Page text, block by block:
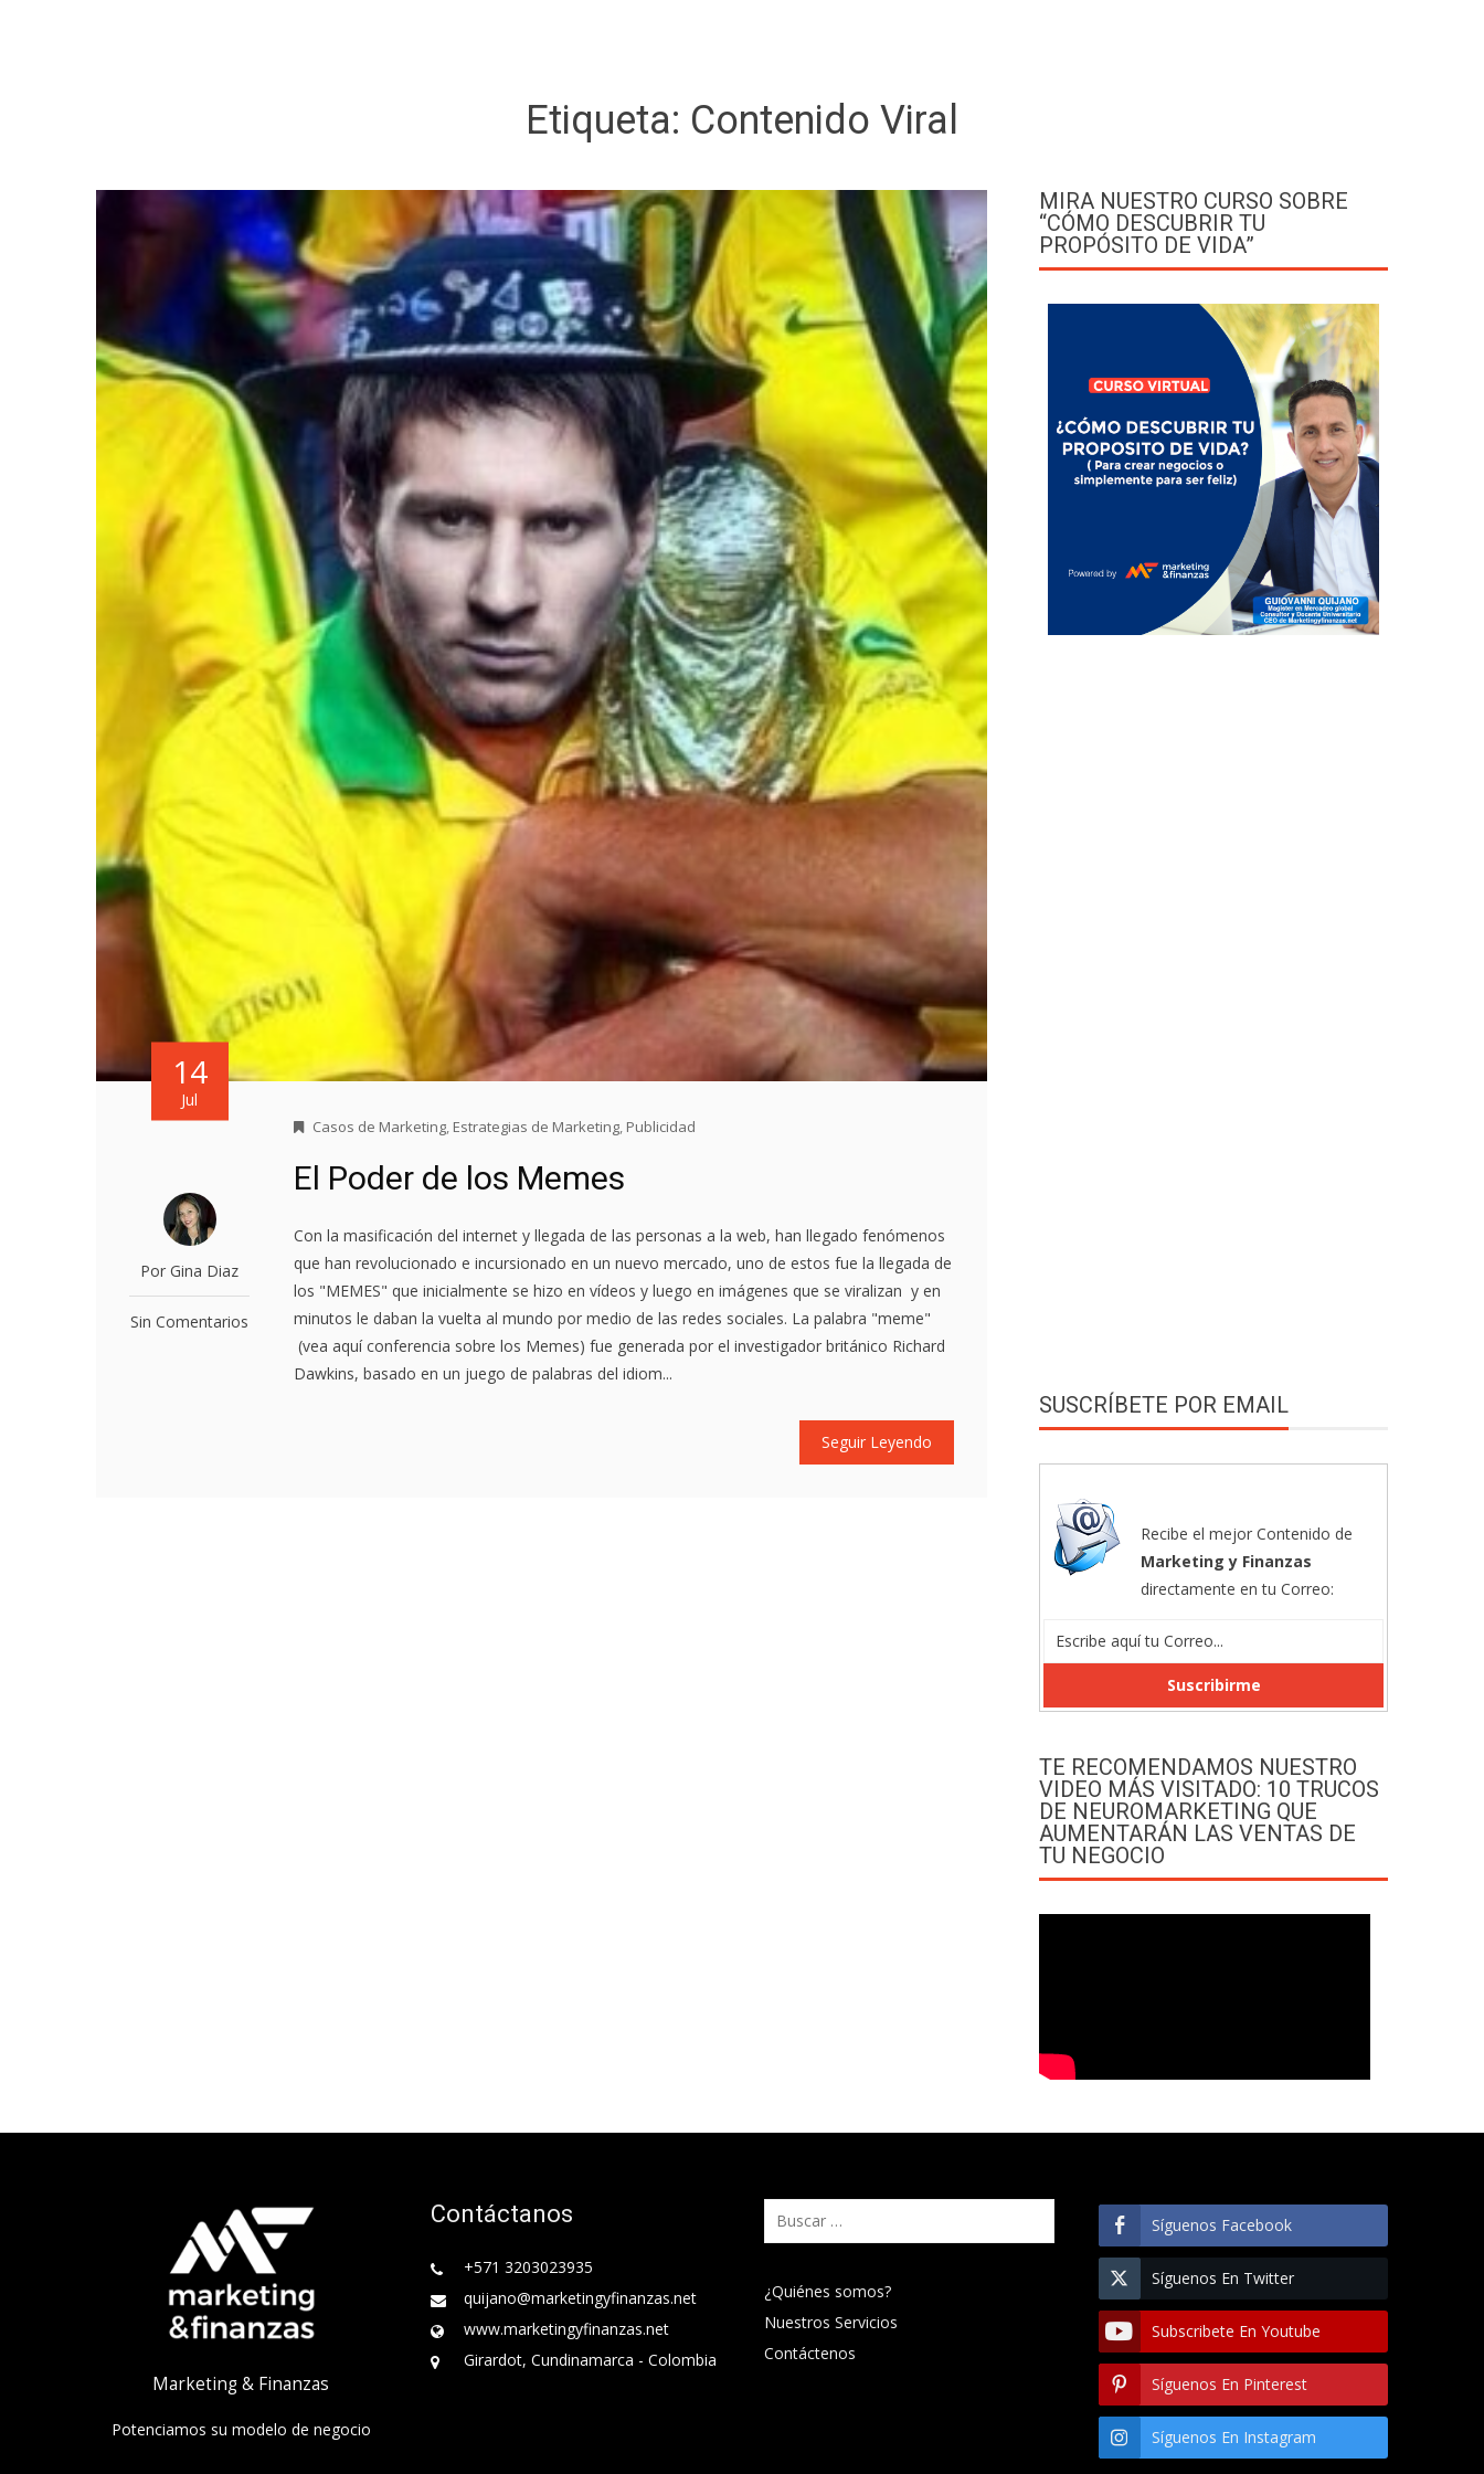
Etiqueta: Contenido Viral
14
Jul
Por Gina Diaz
Sin Comentarios
Casos de Marketing, Estrategias de Marketing, Publicidad
El Poder de los Memes
Con la masificación del internet y llegada de las personas a la web, han llegado fenómenos
que han revolucionado e incursionado en un nuevo mercado, uno de estos fue la llegada de
los "MEMES" que inicialmente se hizo en vídeos y luego en imágenes que se viralizan y en
minutos le daban la vuelta al mundo por medio de las redes sociales. La palabra "meme"
(vea aquí conferencia sobre los Memes) fue generada por el investigador británico Richard
Dawkins, basado en un juego de palabras del idiom...
Seguir Leyendo
MIRA NUESTRO CURSO SOBRE
“CÓMO DESCUBRIR TU
PROPÓSITO DE VIDA”
SUSCRÍBETE POR EMAIL
Recibe el mejor Contenido de
Marketing y Finanzas
directamente en tu Correo:
TE RECOMENDAMOS NUESTRO
VIDEO MÁS VISITADO: 10 TRUCOS
DE NEUROMARKETING QUE
AUMENTARÁN LAS VENTAS DE
TU NEGOCIO
Marketing & Finanzas
Potenciamos su modelo de negocio
Contáctanos
+571 3203023935
quijano@marketingyfinanzas.net
www.marketingyfinanzas.net
Girardot, Cundinamarca - Colombia
Buscar:
¿Quiénes somos?
Nuestros Servicios
Contáctenos
Síguenos Facebook
Síguenos En Twitter
Subscribete En Youtube
Síguenos En Pinterest
Síguenos En Instagram